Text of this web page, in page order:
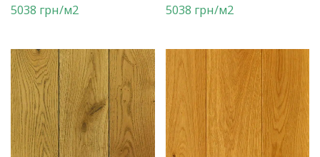
5038 грн/м2 5038 грн/м2